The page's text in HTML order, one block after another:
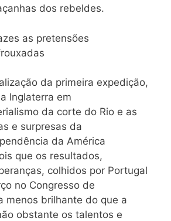
dos rebeldes.
as pretensões
da primeira expedição,
Inglaterra em
da corte do Rio e as
e surpresas da
da América
que os resultados,
colhidos por Portugal
no Congresso de
menos brilhante do que a
obstante os talentos e